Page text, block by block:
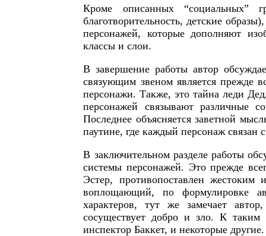
Кроме описанных “социальных”
благотворительность, детские
персонажей, которые дополняют
классы и слои.
В завершение работы автор
связующим звеном является прежде
персонажи. Также, это тайна леди
персонажей связывают различные
Последнее объясняется заветной
паутине, где каждый персонаж
В заключительном разделе работы
системы персонажей. Это прежде
Эстер, противопоставлен
воплощающий, по формулировке
характеров, тут же замечает
сосуществует добро и зло. К таким
инспектор Баккет, и некоторые другие.